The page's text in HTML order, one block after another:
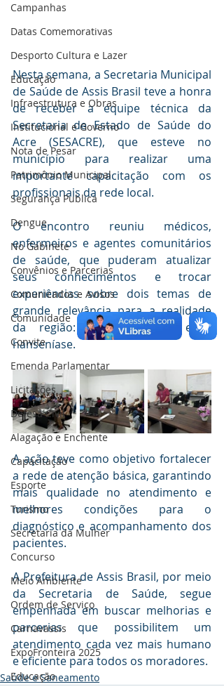
Campanhas
Datas Comemorativas
Desporto Cultura e Lazer
Educação
Infraestrutura e Obras
Institucional e Governo
Nota de Pesar
Patrimônio Municipal
Segurança Publica
Dengue
No Gabinete
Convênios e Parcerias
Comunicados e Avisos
Comunidade
Convite
Emenda Parlamentar
Licitações
Defesa Civil
Alagação e Enchente
Capacitação
Esporte
Turismo
Secretaria da Mulher
Concurso
Meio Ambiente
Ordem de Serviço
Carnavassis
ExpoFronteira 2025
Educação
Nesta semana, a Secretaria Municipal
de Saúde de Assis Brasil teve a honra
de receber a equipe técnica da
Secretaria de Estado de Saúde do
Acre (SESACRE), que esteve no
município para realizar uma
importante capacitação com os
profissionais da rede local.
O encontro reuniu médicos,
enfermeiros e agentes comunitários
de saúde, que puderam atualizar
seus conhecimentos e trocar
experiências sobre dois temas de
grande relevância para a realidade
da região: a tuberculose e a
hanseníase.
A ação teve como objetivo fortalecer
a rede de atenção básica, garantindo
mais qualidade no atendimento e
melhores condições para o
diagnóstico e acompanhamento dos
pacientes.
A Prefeitura de Assis Brasil, por meio
da Secretaria de Saúde, segue
empenhada em buscar melhorias e
parcerias que possibilitem um
atendimento cada vez mais humano
e eficiente para todos os moradores.
Saúde e Saneamento